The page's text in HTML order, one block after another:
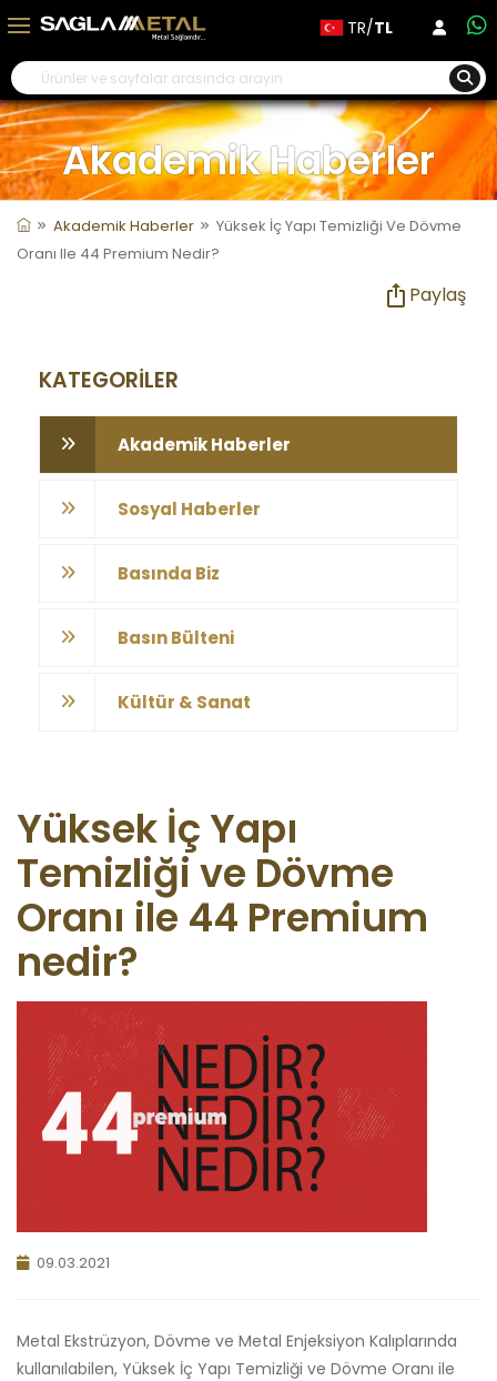
TR/TL
Akademik Haberler
Akademik Haberler
Yüksek İç Yapı Temizliği Ve Dövme
Oranı Ile 44 Premium Nedir?
Paylaş
KATEGORİLER
Akademik Haberler
Sosyal Haberler
Basında Biz
Basın Bülteni
Kültür & Sanat
Yüksek İç Yapı
Temizliği ve Dövme
Oranı ile 44 Premium
nedir?
09.03.2021
Metal Ekstrüzyon, Dövme ve Metal Enjeksiyon Kalıplarında
kullanılabilen, Yüksek İç Yapı Temizliği ve Dövme Oranı ile